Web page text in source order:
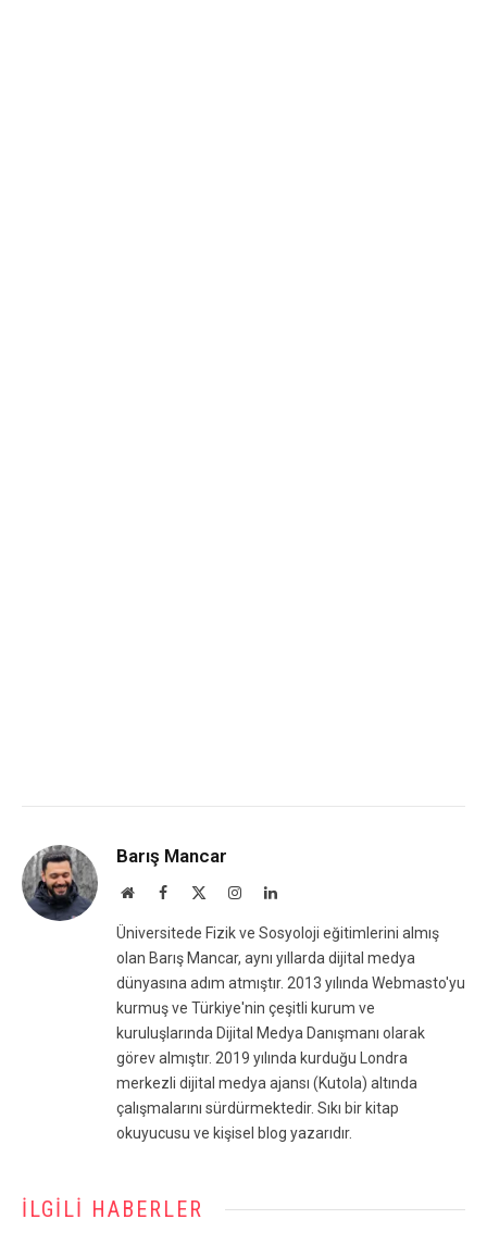
Barış Mancar
WebsiteFacebook InstagramLinkedIn
Üniversitede Fizik ve Sosyoloji eğitimlerini almış
olan Barış Mancar, aynı yıllarda dijital medya
dünyasına adım atmıştır. 2013 yılında Webmasto'yu
kurmuş ve Türkiye'nin çeşitli kurum ve
kuruluşlarında Dijital Medya Danışmanı olarak
görev almıştır. 2019 yılında kurduğu Londra
merkezli dijital medya ajansı (Kutola) altında
çalışmalarını sürdürmektedir. Sıkı bir kitap
okuyucusu ve kişisel blog yazarıdır.
İLGILI HABERLER